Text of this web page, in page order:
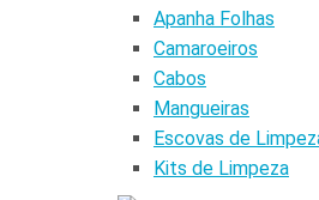
Apanha Folhas
Camaroeiros
Cabos
Mangueiras
Escovas de
Kits de Limpeza